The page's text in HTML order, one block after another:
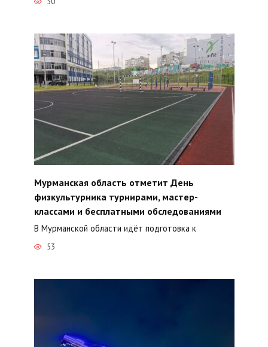
Мурманская область отметит День
физкультурника турнирами, мастер-
классами и бесплатными обследованиями
В Мурманской области идёт подготовка к
53